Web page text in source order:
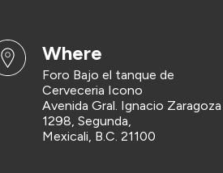
where
Foro Bajo el tanque de
Cerveceria Icono
Avenida Gral. Ignacio Zaragoza
1298, Segunda,
Mexicali, B.C. 21100